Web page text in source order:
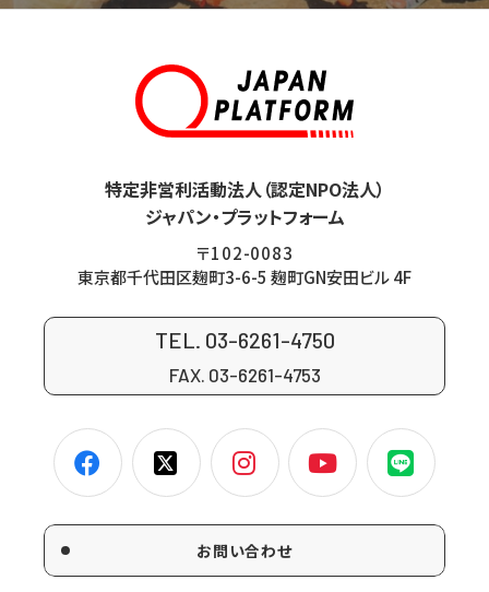
特定非営利活動法人（認定NPO法人）
ジャパン・プラットフォーム
〒102-0083
東京都千代田区麹町3-6-5 麹町GN安田ビル 4F
TEL. 03-6261-4750
FAX. 03-6261-4753
お問い合わせ